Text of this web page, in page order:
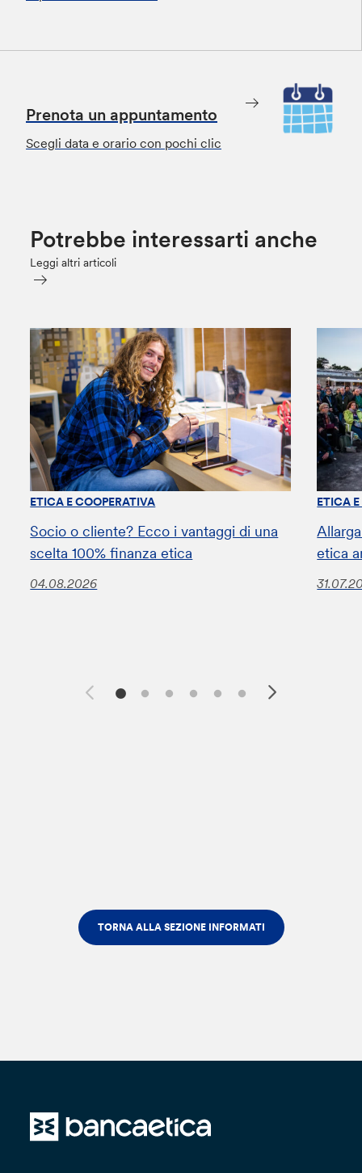
Prenota un appuntamento
Scegli data e orario con pochi clic
Potrebbe interessarti anche
Leggi altri articoli
ETICA E COOPERATIVA
Socio o cliente? Ecco i vantaggi di una
scelta 100% finanza etica
04.08.2026
ETICA
etica
TORNA ALLA SEZIONE INFORMATI